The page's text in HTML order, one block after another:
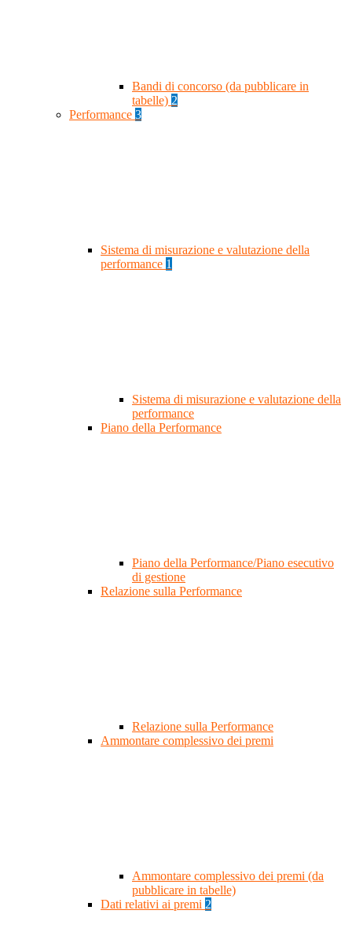
Bandi di concorso (da pubblicare in
tabelle) 2
Performance 3
Sistema di misurazione e valutazione della
performance 1
Sistema di misurazione e valutazione della
performance
Piano della Performance
Piano della Performance/Piano esecutivo
di gestione
Relazione sulla Performance
Relazione sulla Performance
Ammontare complessivo dei premi
Ammontare complessivo dei premi (da
pubblicare in tabelle)
Dati relativi ai premi 2